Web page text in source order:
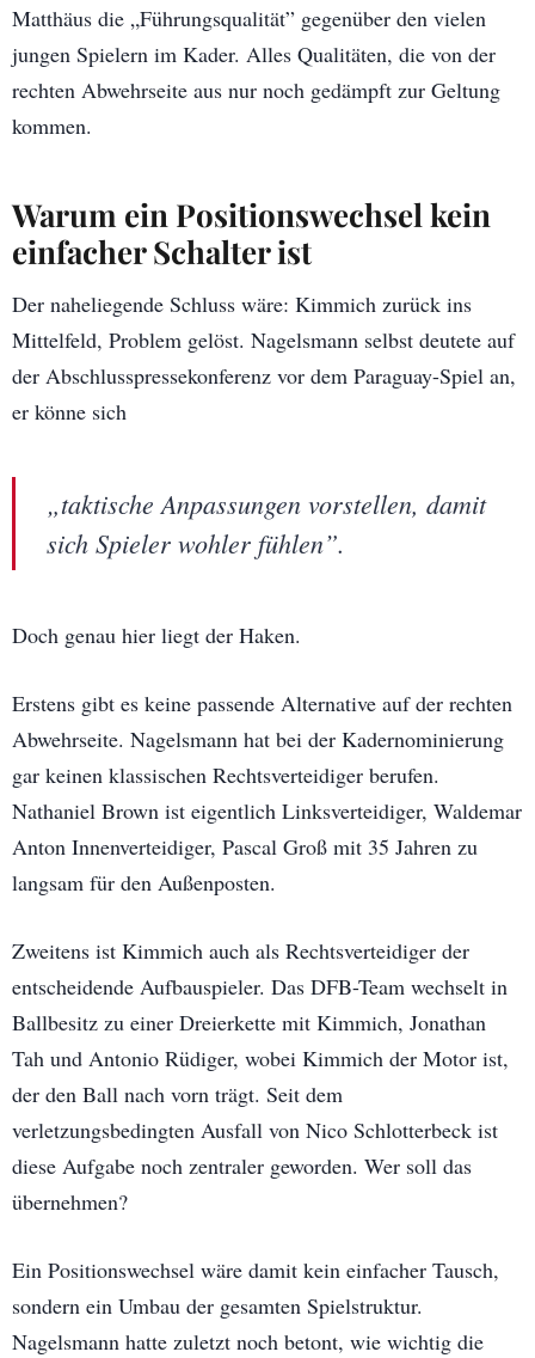
Matthäus die „Führungsqualität” gegenüber den vielen
jungen Spielern im Kader. Alles Qualitäten, die von der
rechten Abwehrseite aus nur noch gedämpft zur Geltung
kommen.
Warum ein Positionswechsel kein
einfacher Schalter ist
Der naheliegende Schluss wäre: Kimmich zurück ins
Mittelfeld, Problem gelöst. Nagelsmann selbst deutete auf
der Abschlusspressekonferenz vor dem Paraguay-Spiel an,
er könne sich
„taktische Anpassungen vorstellen, damit
sich Spieler wohler fühlen”.
Doch genau hier liegt der Haken.
Erstens gibt es keine passende Alternative auf der rechten
Abwehrseite. Nagelsmann hat bei der Kadernominierung
gar keinen klassischen Rechtsverteidiger berufen.
Nathaniel Brown ist eigentlich Linksverteidiger, Waldemar
Anton Innenverteidiger, Pascal Groß mit 35 Jahren zu
langsam für den Außenposten.
Zweitens ist Kimmich auch als Rechtsverteidiger der
entscheidende Aufbauspieler. Das DFB-Team wechselt in
Ballbesitz zu einer Dreierkette mit Kimmich, Jonathan
Tah und Antonio Rüdiger, wobei Kimmich der Motor ist,
der den Ball nach vorn trägt. Seit dem
verletzungsbedingten Ausfall von Nico Schlotterbeck ist
diese Aufgabe noch zentraler geworden. Wer soll das
übernehmen?
Ein Positionswechsel wäre damit kein einfacher Tausch,
sondern ein Umbau der gesamten Spielstruktur.
Nagelsmann hatte zuletzt noch betont, wie wichtig die